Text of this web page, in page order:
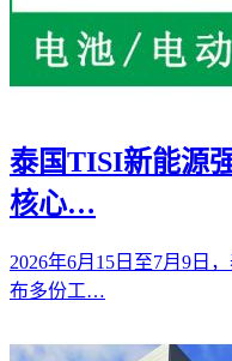
泰国TISI新能源
核心…
2026年6月15日至7月9日
布多份工…